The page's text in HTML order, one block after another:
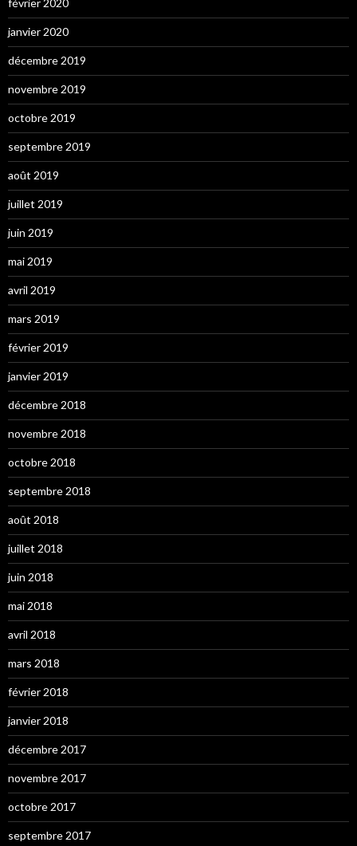
février 2020
janvier 2020
décembre 2019
novembre 2019
octobre 2019
septembre 2019
août 2019
juillet 2019
juin 2019
mai 2019
avril 2019
mars 2019
février 2019
janvier 2019
décembre 2018
novembre 2018
octobre 2018
septembre 2018
août 2018
juillet 2018
juin 2018
mai 2018
avril 2018
mars 2018
février 2018
janvier 2018
décembre 2017
novembre 2017
octobre 2017
septembre 2017